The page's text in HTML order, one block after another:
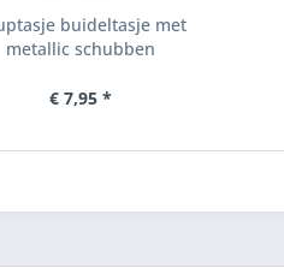
buideltasje met
metallic schubben
€ 7,95 *